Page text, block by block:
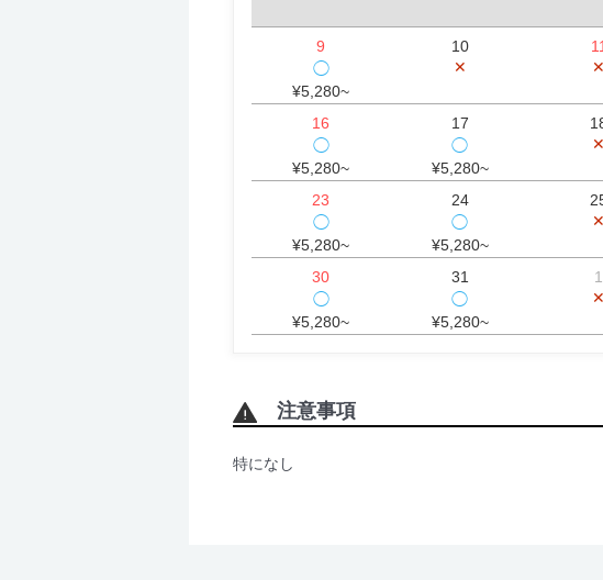
9
◯
¥5,280~
10
✕
11
✕
16
◯
¥5,280~
17
◯
¥5,280~
✕
23
◯
¥5,280~
24
◯
¥5,280~
✕
30
◯
¥5,280~
31
◯
¥5,280~
1
✕
注意事項
特になし